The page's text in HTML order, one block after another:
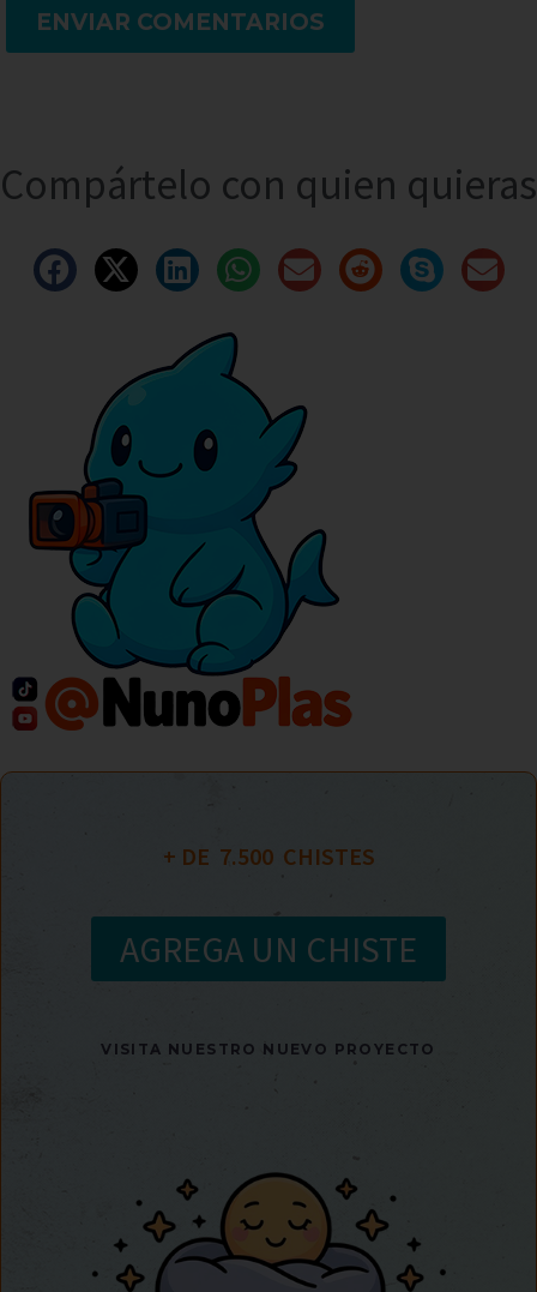
ENVIAR COMENTARIOS
Compártelo con quien quieras
+ DE 7.500
  CHISTES
AGREGA UN CHISTE
VISITA NUESTRO NUEVO PROYECTO